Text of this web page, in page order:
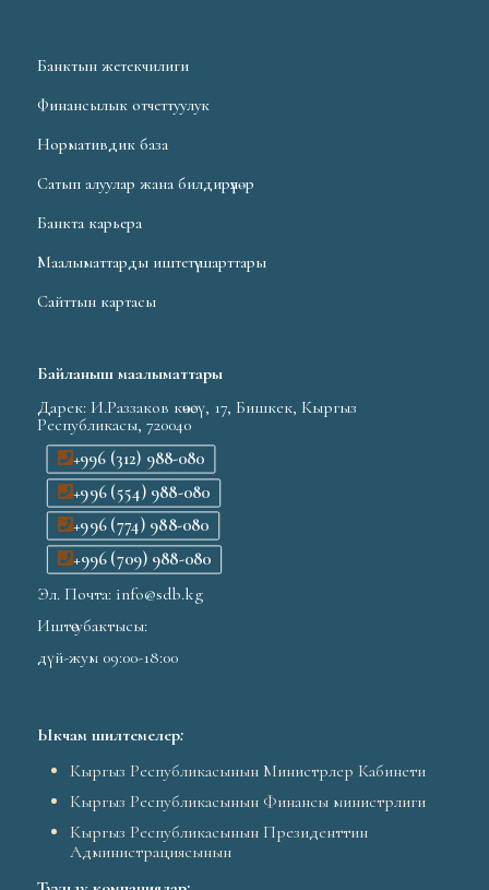
Банктын жетекчилиги
Финансылык отчеттуулук
Нормативдик база
Сатып алуулар жана билдирүүлөр
Банкта карьера
Маалыматтарды иштетүү шарттары
Сайттын картасы
Байланыш маалыматтары
Дарек: И.Раззаков көчөсү, 17, Бишкек, Кыргыз
Республикасы, 720040
+996 (312) 988-080
+996 (554) 988-080
+996 (774) 988-080
+996 (709) 988-080
Эл. Почта: info@sdb.kg
Иштөө убактысы:
дүй-жум 09:00-18:00
Ыкчам шилтемелер:
Кыргыз Республикасынын Министрлер Кабинети
Кыргыз Республикасынын Финансы министрлиги
Кыргыз Республикасынын Президенттин
Администрациясынын